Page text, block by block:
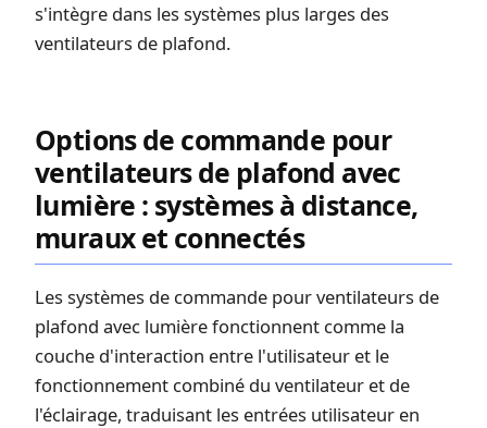
s'intègre dans les systèmes plus larges des
ventilateurs de plafond.
Options de commande pour
ventilateurs de plafond avec
lumière : systèmes à distance,
muraux et connectés
Les systèmes de commande pour ventilateurs de
plafond avec lumière fonctionnent comme la
couche d'interaction entre l'utilisateur et le
fonctionnement combiné du ventilateur et de
l'éclairage, traduisant les entrées utilisateur en